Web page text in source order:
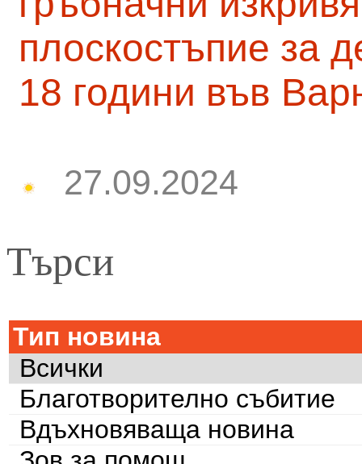
плоскостъпие за
18 години във
27.09.2024
Търси
Тип новина
Всички
Благотворително събитие
Вдъхновяваща новина